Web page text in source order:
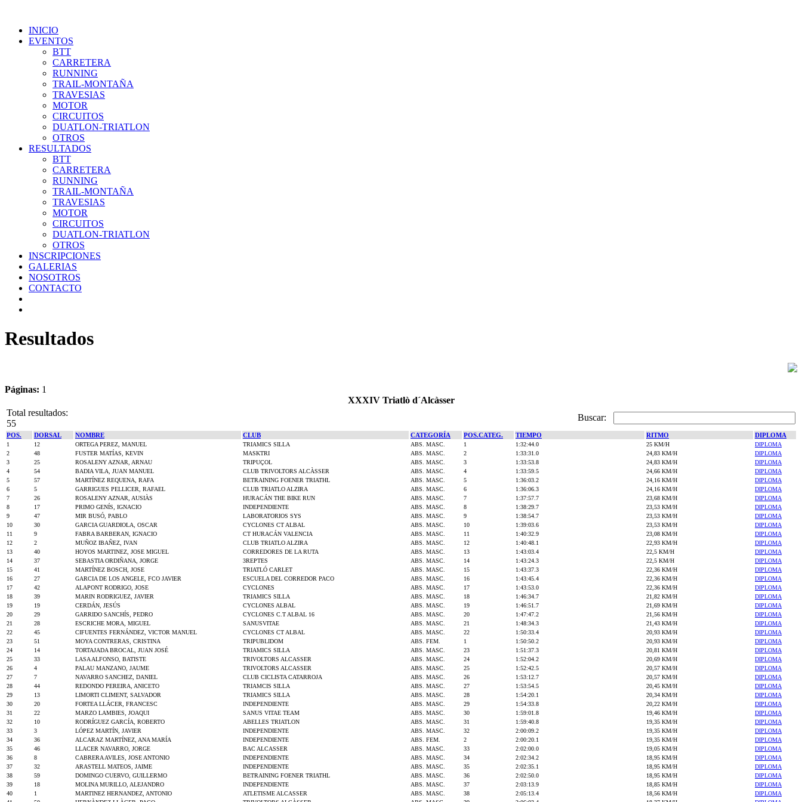
INICIO
EVENTOS
BTT
CARRETERA
RUNNING
TRAIL-MONTAÑA
TRAVESIAS
MOTOR
CIRCUITOS
DUATLON-TRIATLON
OTROS
RESULTADOS
BTT
CARRETERA
RUNNING
TRAIL-MONTAÑA
TRAVESIAS
MOTOR
CIRCUITOS
DUATLON-TRIATLON
OTROS
INSCRIPCIONES
GALERIAS
NOSOTROS
CONTACTO
Resultados
Páginas: 1
XXXIV Triatlò d´Alcàsser
Total resultados:
55
Buscar:
POS. DORSAL NOMBRE CLUB CATEGORÍA POS.CATEG. TIEMPO RITMO DIPLOMA
1 12 ORTEGA PEREZ, MANUEL TRIAMICS SILLA ABS. MASC. 1 1:32:44.0 25 KM/H
DIPLOMA
2
48 FUSTER MATÍAS, KEVIN MASKTRI ABS. MASC. 2 1:33:31.0 24,83 KM/H
DIPLOMA
3
25 ROSALENY AZNAR, ARNAU TRIPUÇOL ABS. MASC. 3 1:33:53.8 24,83 KM/H
DIPLOMA
4
54 BADIA VILA, JUAN MANUEL CLUB TRIVOLTORS ALCÀSSER ABS. MASC. 4 1:33:59.5 24,66 KM/H
DIPLOMA
5
57 MARTÍNEZ REQUENA, RAFA BETRAINING FOENER TRIATHL ABS. MASC. 5 1:36:03.2 24,16 KM/H
DIPLOMA
6
5 GARRIGUES PELLICER, RAFAEL CLUB TRIATLO ALZIRA ABS. MASC. 6 1:36:06.3 24,16 KM/H
DIPLOMA
7
26 ROSALENY AZNAR, AUSIÀS HURACÁN THE BIKE RUN ABS. MASC. 7 1:37:57.7 23,68 KM/H
DIPLOMA
8
17 PRIMO GENÍS, IGNACIO INDEPENDIENTE ABS. MASC. 8 1:38:29.7 23,53 KM/H
DIPLOMA
9
47 MIR BUSÓ, PABLO LABORATORIOS SYS ABS. MASC. 9 1:38:54.7 23,53 KM/H
DIPLOMA
10
30 GARCIA GUARDIOLA, OSCAR CYCLONES CT ALBAL ABS. MASC. 10 1:39:03.6 23,53 KM/H
DIPLOMA
11
9 FABRA BARBERAN, IGNACIO CT HURACÁN VALENCIA ABS. MASC. 11 1:40:32.9 23,08 KM/H
DIPLOMA
12
2 MUÑOZ IBAÑEZ, IVAN CLUB TRIATLO ALZIRA ABS. MASC. 12 1:40:48.1 22,93 KM/H
DIPLOMA
13
40 HOYOS MARTINEZ, JOSE MIGUEL CORREDORES DE LA RUTA ABS. MASC. 13 1:43:03.4 22,5 KM/H
DIPLOMA
14
37 SEBASTIA ORDIÑANA, JORGE 3REPTES ABS. MASC. 14 1:43:24.3 22,5 KM/H
DIPLOMA
15
41 MARTÍNEZ BOSCH, JOSE TRIATLÓ CARLET ABS. MASC. 15 1:43:37.3 22,36 KM/H
DIPLOMA
16
27 GARCIA DE LOS ANGELE, FCO JAVIER ESCUELA DEL CORREDOR PACO ABS. MASC. 16 1:43:45.4 22,36 KM/H
DIPLOMA
17
42 ALAPONT RODRIGO, JOSE CYCLONES ABS. MASC. 17 1:43:53.0 22,36 KM/H
DIPLOMA
18
39 MARIN RODRIGUEZ, JAVIER TRIAMICS SILLA ABS. MASC. 18 1:46:34.7 21,82 KM/H
DIPLOMA
19
19 CERDÁN, JESÚS CYCLONES ALBAL ABS. MASC. 19 1:46:51.7 21,69 KM/H
DIPLOMA
20
29 GARRIDO SANCHÍS, PEDRO CYCLONES C.T ALBAL 16 ABS. MASC. 20 1:47:47.2 21,56 KM/H
DIPLOMA
21
28 ESCRICHE MORA, MIGUEL SANUSVITAE ABS. MASC. 21 1:48:34.3 21,43 KM/H
DIPLOMA
22
45 CIFUENTES FERNÁNDEZ, VICTOR MANUEL CYCLONES CT ALBAL ABS. MASC. 22 1:50:33.4 20,93 KM/H
DIPLOMA
23
51 MOYA CONTRERAS, CRISTINA TRIPUBLIDOM ABS. FEM. 1 1:50:50.2 20,93 KM/H
DIPLOMA
24
14 TORTAJADA BROCAL, JUAN JOSÉ TRIAMICS SILLA ABS. MASC. 23 1:51:37.3 20,81 KM/H
DIPLOMA
25
33 LASA ALFONSO, BATISTE TRIVOLTORS ALCASSER ABS. MASC. 24 1:52:04.2 20,69 KM/H
DIPLOMA
26
4 PALAU MANZANO, JAUME TRIVOLTORS ALCASSER ABS. MASC. 25 1:52:42.5 20,57 KM/H
DIPLOMA
27
7 NAVARRO SANCHEZ, DANIEL CLUB CICLISTA CATARROJA ABS. MASC. 26 1:53:12.7 20,57 KM/H
DIPLOMA
28
44 REDONDO PEREIRA, ANICETO TRIAMCIS SILLA ABS. MASC. 27 1:53:54.5 20,45 KM/H
DIPLOMA
29
13 LIMORTI CLIMENT, SALVADOR TRIAMICS SILLA ABS. MASC. 28 1:54:20.1 20,34 KM/H
DIPLOMA
30
20 FORTEA LLÁCER, FRANCESC INDEPENDIENTE ABS. MASC. 29 1:54:33.8 20,22 KM/H
DIPLOMA
31
22 MARZO LAMBIES, JOAQUI SANUS VITAE TEAM ABS. MASC. 30 1:59:01.8 19,46 KM/H
DIPLOMA
32
10 RODRÍGUEZ GARCÍA, ROBERTO ABELLES TRIATLON ABS. MASC. 31 1:59:40.8 19,35 KM/H
DIPLOMA
33
3 LÓPEZ MARTÍN, JAVIER INDEPENDIENTE ABS. MASC. 32 2:00:09.2 19,35 KM/H
DIPLOMA
34
36 ALCARAZ MARTÍNEZ, ANA MARÍA INDEPENDIENTE ABS. FEM. 2 2:00:20.1 19,35 KM/H
DIPLOMA
35
46 LLACER NAVARRO, JORGE BAC ALCASSER ABS. MASC. 33 2:02:00.0 19,05 KM/H
DIPLOMA
36
8 CABRERA AVILES, JOSE ANTONIO INDEPENDIENTE ABS. MASC. 34 2:02:34.2 18,95 KM/H
DIPLOMA
37
32 ARASTELL MATEOS, JAIME INDEPENDIENTE ABS. MASC. 35 2:02:35.1 18,95 KM/H
DIPLOMA
38
59 DOMINGO CUERVO, GUILLERMO BETRAINING FOENER TRIATHL ABS. MASC. 36 2:02:50.0 18,95 KM/H
DIPLOMA
39
18 MOLINA MURILLO, ALEJANDRO INDEPENDIENTE ABS. MASC. 37 2:03:13.9 18,85 KM/H
DIPLOMA
40
1 MARTINEZ HERNANDEZ, ANTONIO ATLETISME ALCASSER ABS. MASC. 38 2:05:13.4 18,56 KM/H
DIPLOMA